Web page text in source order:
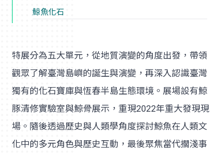
鯨魚化石
特展分為五大單元，從地質演變的角度出發，帶領
觀眾了解臺灣島嶼的誕生與演變，再深入認識臺灣
獨有的化石寶庫與恆春半島生態環境。展場設有鯨
豚清修實驗室與鯨骨展示，重現2022年重大發現現
場。隨後透過歷史與人類學角度探討鯨魚在人類文
化中的多元角色與歷史互動，最後聚焦當代擱淺事